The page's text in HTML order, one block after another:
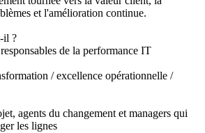
?
ne sont pas toujours à la hauteur :
backlog sans fin... Ce podcast propose
tournée vers la valeur client, la
et l'amélioration continue.